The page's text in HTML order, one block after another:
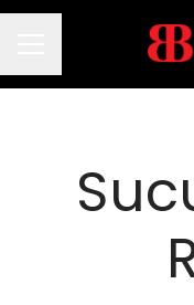
Menú de empleo